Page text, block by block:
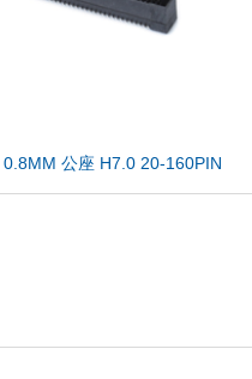
0.8MM 公座 H7.0 20-160PIN